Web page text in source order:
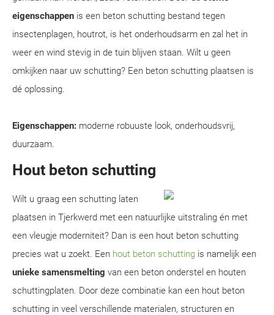
eigenschappen is een beton schutting bestand tegen
insectenplagen, houtrot, is het onderhoudsarm en zal het in
weer en wind stevig in de tuin blijven staan. Wilt u geen
omkijken naar uw schutting? Een beton schutting plaatsen is
dé oplossing.
Eigenschappen: moderne robuuste look, onderhoudsvrij,
duurzaam.
Hout beton schutting
Wilt u graag een schutting laten
plaatsen in Tjerkwerd met een natuurlijke uitstraling én met
een vleugje moderniteit? Dan is een hout beton schutting
precies wat u zoekt. Een hout beton schutting is namelijk een
unieke samensmelting van een beton onderstel en houten
schuttingplaten. Door deze combinatie kan een hout beton
schutting in veel verschillende materialen, structuren en